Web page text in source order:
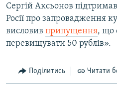
Сергій Аксьонов
Росії про запровадження
висловив припущення, що
перевищувати 50 рублів».
Поділитись Читати